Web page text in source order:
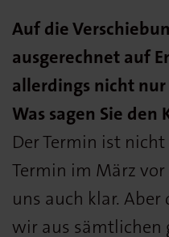
Auf die
ausgerechnet auf
allerdings nicht
Was sagen Sie den
Der Termin ist
Termin im März
uns auch klar. Aber
wir aus sämtlichen